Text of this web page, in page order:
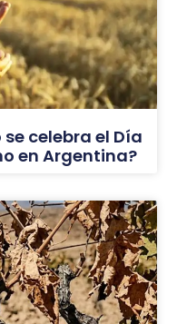
celebra el Día
en Argentina?